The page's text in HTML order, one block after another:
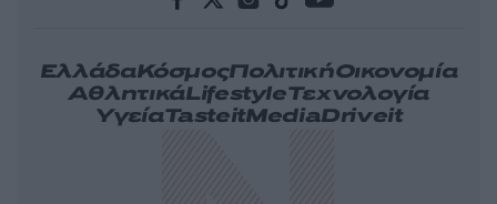
ΕλλάδαΚόσμοςΠολιτικήΟικονομία
ΑθλητικάLifestyleΤεχνολογία
ΥγείαTasteitMediaDriveit